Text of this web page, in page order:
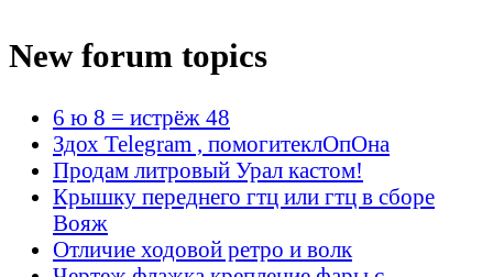
New forum topics
6 ю 8 = истрёж 48
Здох Telegram , помогитеклОпОна
Продам литровый Урал кастом!
Крышку переднего гтц или гтц в сборе
Вояж
Отличие ходовой ретро и волк